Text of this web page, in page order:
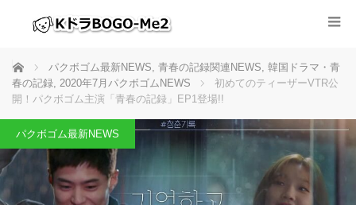
ホーム パクボゴム最新NEWS, 青春の記録関連NEWS, 韓国ドラマ・青
春の記録, 2020年7月パクボゴムNEWS
初めてのティーザーVTR公
開！パクボゴム主演「青春の記録」EP1登場!!
パクボゴム最新NEWS